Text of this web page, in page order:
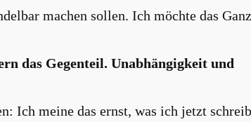
machen sollen. Ich möchte das
das Gegenteil. Unabhängigkeit und
Ich meine das ernst, was ich jetzt